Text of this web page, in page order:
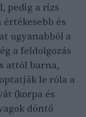
pedig a rizs
és
ugyanabból a
a feldolgozás
attól barna,
le róla a
(korpa és
döntő